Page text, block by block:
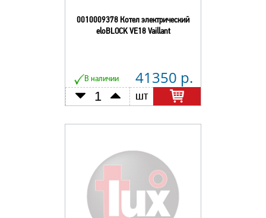
0010009378 Котел электрический
eloBLOCK VE18 Vaillant
В наличии 41350 р.
шт